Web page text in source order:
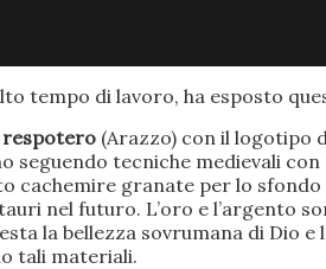
tempo di lavoro, ha esposto
(Arazzo) con il logotipo
seguendo tecniche medievali
cachemire granate per lo
nel futuro. L’oro e l’argento
la bellezza sovrumana di Dio
tali materiali.